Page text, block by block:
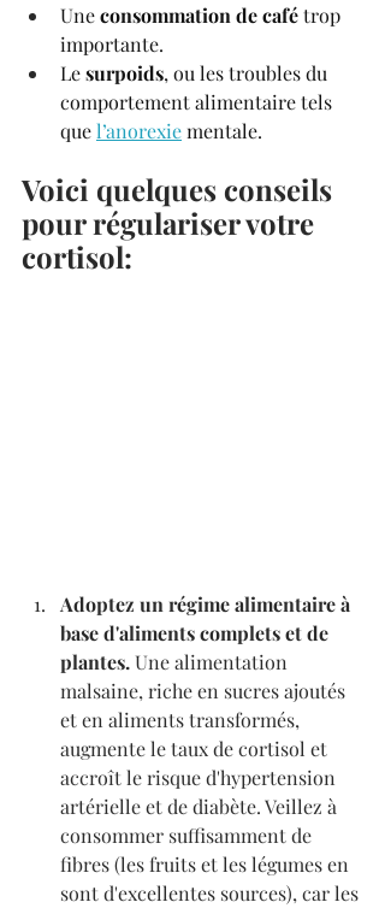
Une consommation de café trop
importante.
Le surpoids, ou les troubles du
comportement alimentaire tels
que l’anorexie mentale.
Voici quelques conseils
pour régulariser votre
cortisol:
Adoptez un régime alimentaire à
base d'aliments complets et de
plantes. Une alimentation
malsaine, riche en sucres ajoutés
et en aliments transformés,
augmente le taux de cortisol et
accroît le risque d'hypertension
artérielle et de diabète. Veillez à
consommer suffisamment de
fibres (les fruits et les légumes en
sont d'excellentes sources), car les